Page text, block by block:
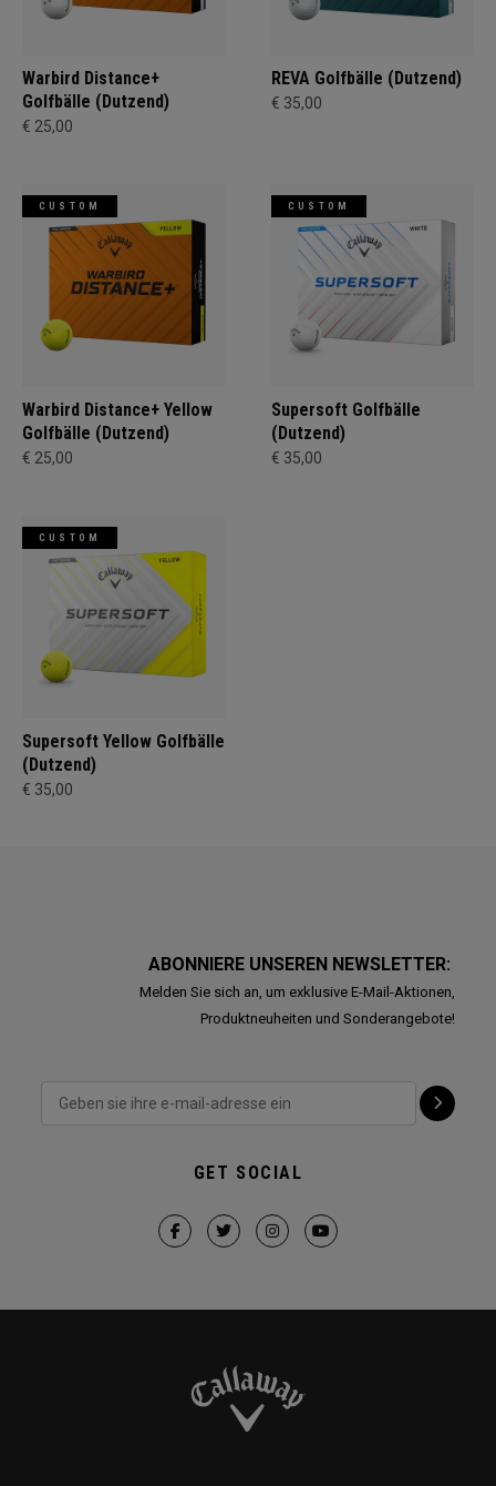
Warbird Distance+
Golfbälle (Dutzend)
€ 25,00
REVA Golfbälle (Dutzend)
€ 35,00
CUSTOM
Warbird Distance+ Yellow
Golfbälle (Dutzend)
€ 25,00
CUSTOM
Supersoft Golfbälle
(Dutzend)
€ 35,00
CUSTOM
Supersoft Yellow Golfbälle
(Dutzend)
€ 35,00
ABONNIERE UNSEREN NEWSLETTER:
Melden Sie sich an, um exklusive E-Mail-Aktionen,
Produktneuheiten und Sonderangebote!
GET SOCIAL